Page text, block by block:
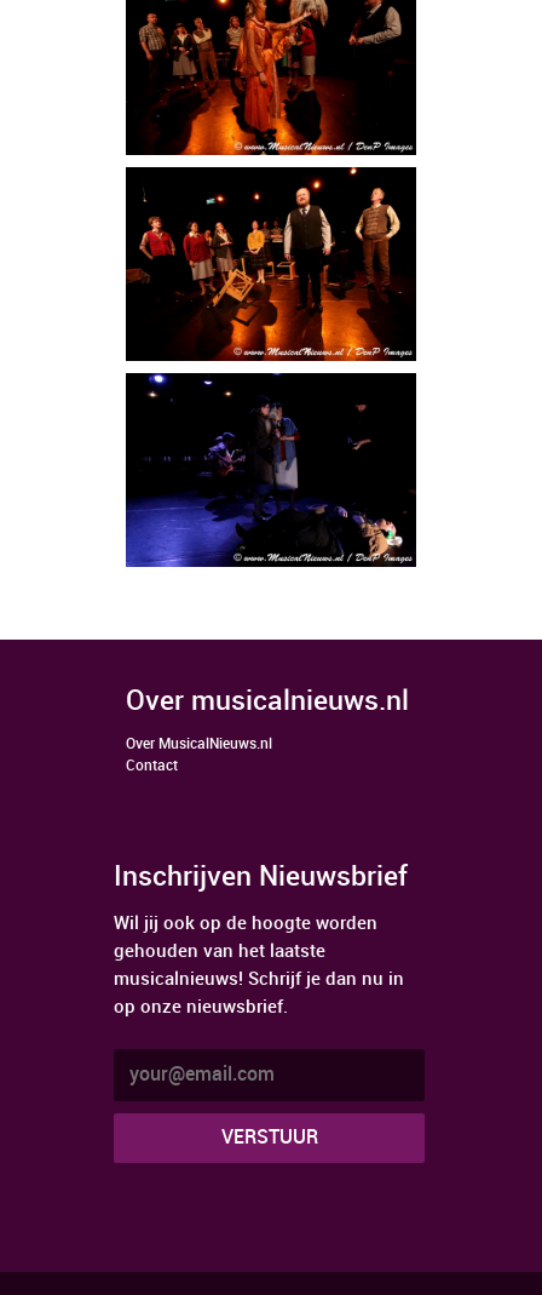
over musicalnieuws.nl
Over MusicalNieuws.nl
Contact
Inschrijven Nieuwsbrief
Wil jij ook op de hoogte worden
gehouden van het laatste
musicalnieuws! Schrijf je dan nu in
op onze nieuwsbrief.